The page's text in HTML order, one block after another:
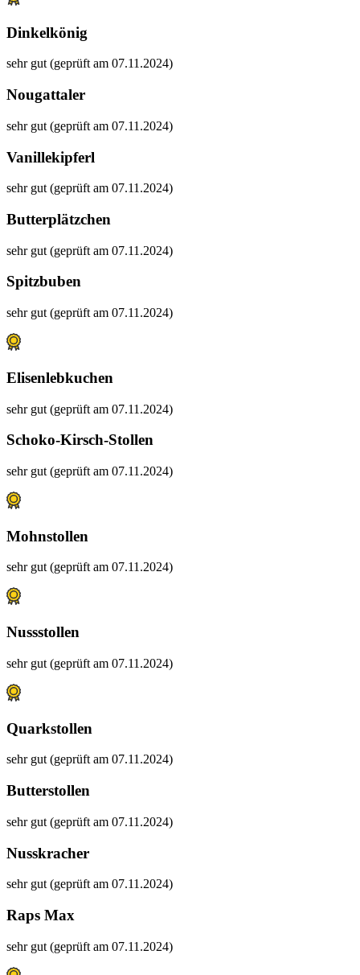
Dinkelkönig
sehr gut (geprüft am 07.11.2024)
Nougattaler
sehr gut (geprüft am 07.11.2024)
Vanillekipferl
sehr gut (geprüft am 07.11.2024)
Butterplätzchen
sehr gut (geprüft am 07.11.2024)
Spitzbuben
sehr gut (geprüft am 07.11.2024)
Elisenlebkuchen
sehr gut (geprüft am 07.11.2024)
Schoko-Kirsch-Stollen
sehr gut (geprüft am 07.11.2024)
Mohnstollen
sehr gut (geprüft am 07.11.2024)
Nussstollen
sehr gut (geprüft am 07.11.2024)
Quarkstollen
sehr gut (geprüft am 07.11.2024)
Butterstollen
sehr gut (geprüft am 07.11.2024)
Nusskracher
sehr gut (geprüft am 07.11.2024)
Raps Max
sehr gut (geprüft am 07.11.2024)